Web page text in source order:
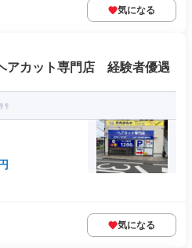
気になる
カット専門店 経験者優遇
気になる